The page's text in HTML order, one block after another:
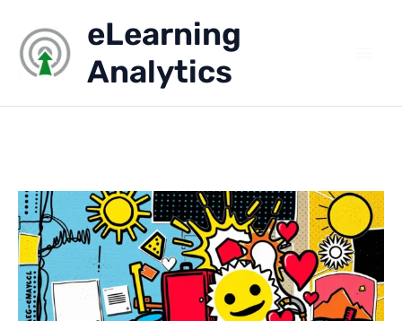
contenu
eLearning
Analytics